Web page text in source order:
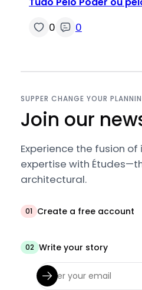
0 0
SUPPER CHANGE YOUR
Join our
Experience the fusion
expertise with
architectural.
01 Create a free account
02 Write your story